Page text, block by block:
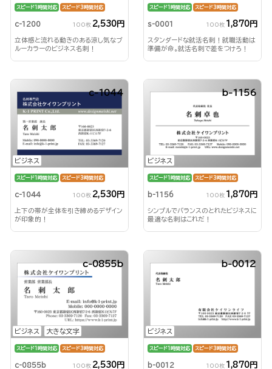
スピード1時間対応 スピード3時間対応
c-1200 100枚 2,530円
立体感と流れる動きのある涼し気なブ
ルーカラーのビジネス名刺！
スピード1時間対応 スピード3時間対応
s-0001 100枚 1,870円
スタンダードな就活名刺！就職活動は
準備が命。就活名刺で差をつけろ！
ビジネス
c-1044
スピード1時間対応 スピード3時間対応
c-1044 100枚 2,530円
上下の帯が全体を引き締めるデザイン
が印象的！
ビジネス
b-1156
スピード1時間対応 スピード3時間対応
b-1156 100枚 1,870円
シンプルでバランスのとれたビジネスに
最適な名刺はこれだ！
ビジネス 大きな文字
c-0855b
スピード1時間対応 スピード3時間対応
c-0855b 100枚 2,530円
ビジネス
b-0012
スピード1時間対応 スピード3時間対応
b-0012 100枚 1,870円